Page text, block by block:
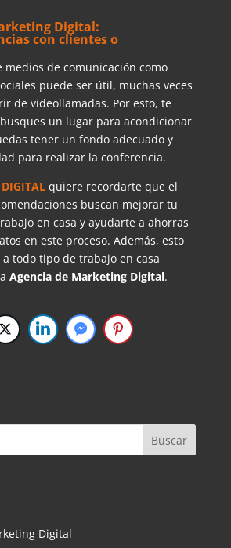
Digital:
con clientes o
medios de comunicación como
puede ser útil, muchas veces
de videollamadas. Por esto, te
un lugar para acondicionar
tener un fondo adecuado y
para realizar la conferencia.
quiere recordarte que el
buscan mejorar tu
en casa y ayudarte a ahorras
en este proceso. Además, esto
todo tipo de trabajo en casa
Agencia de Marketing Digital.
Digital